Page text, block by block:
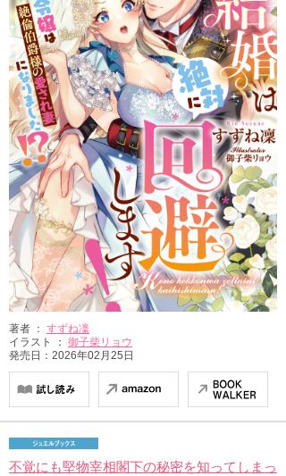
著者 ： すずね凜
イラスト ： 御子柴リョウ
発売日：2026年02月25日
不覚にも堅物宰相閣下の秘密を知ってしまっ